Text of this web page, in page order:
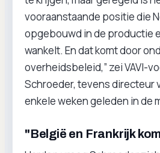
vooraanstaande positie die
opgebouwd in de productie
wankelt. En dat komt door
overheidsbeleid,” zei VAVI-
Schroeder, tevens directeur
enkele weken geleden in de
"België en Frankrijk